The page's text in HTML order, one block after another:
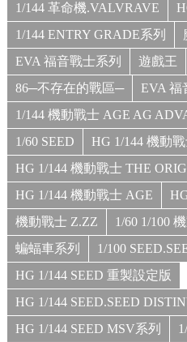
1/144 革命機.VALVRAVE
1/144 ENTRY GRADE系列
EVA 福音戰士系列
遊戲王
86─不存在的戰區─
EVA 福
1/144 機動戰士 AGE AG
1/60 SEED
HG 1/144 機動戰
HG 1/144 機動戰士 THE
HG 1/144 機動戰士 AGE
機動戰士 Z.ZZ
1/60 1/100
蝙蝠車系列
1/100
HG 1/144 SEED 重製設定版
HG 1/144 SEED.SEED
HG 1/144 SEED MSV系列